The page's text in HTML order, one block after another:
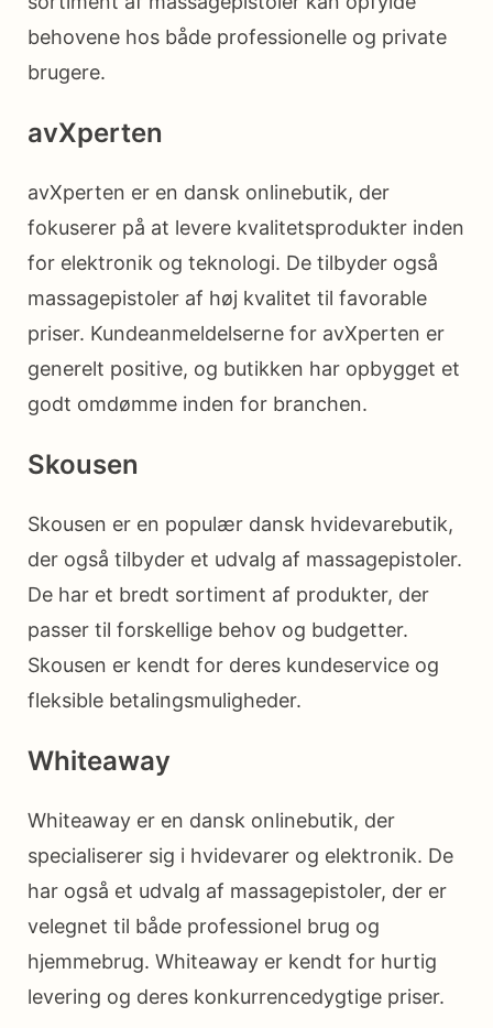
behovene hos både professionelle og private
brugere.
avXperten
avXperten er en dansk onlinebutik, der
fokuserer på at levere kvalitetsprodukter inden
for elektronik og teknologi. De tilbyder også
massagepistoler af høj kvalitet til favorable
priser. Kundeanmeldelserne for avXperten er
generelt positive, og butikken har opbygget et
godt omdømme inden for branchen.
Skousen
Skousen er en populær dansk hvidevarebutik,
der også tilbyder et udvalg af massagepistoler.
De har et bredt sortiment af produkter, der
passer til forskellige behov og budgetter.
Skousen er kendt for deres kundeservice og
fleksible betalingsmuligheder.
Whiteaway
Whiteaway er en dansk onlinebutik, der
specialiserer sig i hvidevarer og elektronik. De
har også et udvalg af massagepistoler, der er
velegnet til både professionel brug og
hjemmebrug. Whiteaway er kendt for hurtig
levering og deres konkurrencedygtige priser.